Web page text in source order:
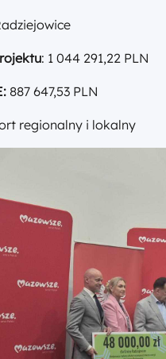
: 1 044 291,22 PLN
887 647,53 PLN
regionalny i lokalny